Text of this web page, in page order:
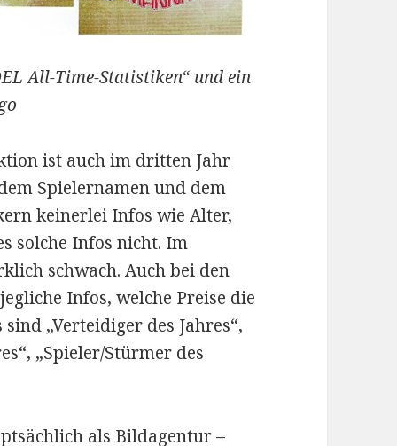
All-Time-Statistiken“ und ein
ist auch im dritten Jahr
Spielernamen und dem
keinerlei Infos wie Alter,
solche Infos nicht. Im
schwach. Auch bei den
Infos, welche Preise die
„Verteidiger des Jahres“,
„Spieler/Stürmer des
als Bildagentur –